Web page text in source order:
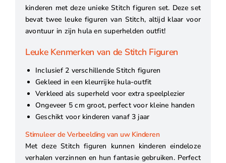
kinderen met deze unieke Stitch figuren set. Deze set
bevat twee leuke figuren van Stitch, altijd klaar voor
avontuur in zijn hula en superhelden outfit!
Leuke Kenmerken van de Stitch Figuren
Inclusief 2 verschillende Stitch figuren
Gekleed in een kleurrijke hula-outfit
Verkleed als superheld voor extra speelplezier
Ongeveer 5 cm groot, perfect voor kleine handen
Geschikt voor kinderen vanaf 3 jaar
Stimuleer de Verbeelding van uw Kinderen
Met deze Stitch figuren kunnen kinderen eindeloze
verhalen verzinnen en hun fantasie gebruiken. Perfect